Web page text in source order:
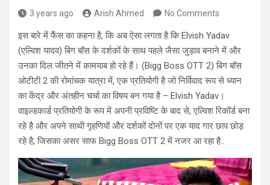
3 years ago Arish Ahmed No Comments
इस बारे में फैंस का कहना है, कि अब ऐसा लगता है कि Elvish Yadav
(एल्विश यादव) बिग बॉस के दर्शकों के साथ पहले जैसा जुड़ाव बनाने में और
उनका दिल जीतने में कामयाब हो रहे हैं। (Bigg Boss OTT 2) बिग बॉस
ओटीटी 2 की रोमांचक यात्रा में, एक प्रतियोगी है जो निर्विवाद रूप से ध्यान
का केंद्र और अंतहीन चर्चा का विषय बन गया है – Elvish Yadav।
वाइल्डकार्ड प्रतियोगी के रूप में अपनी प्रविष्टि के बाद से, एल्विश रिकॉर्ड बना
रहे है और अपने साथी गृहणियों और दर्शकों दोनों पर एक याद गार छाप छोड़
रहे है, जिसका असर साफ Bigg Boss OTT 2 में नजर आ रहा है..